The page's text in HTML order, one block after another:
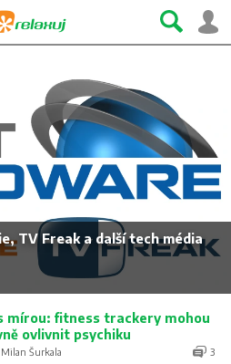
TV Freak a další tech média
mírou: fitness trackery mohou
ovlivnit psychiku
Šurkala 3